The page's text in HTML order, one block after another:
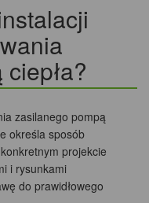
zasilanego pompą
określa sposób
projekcie
i rysunkami
do prawidłowego